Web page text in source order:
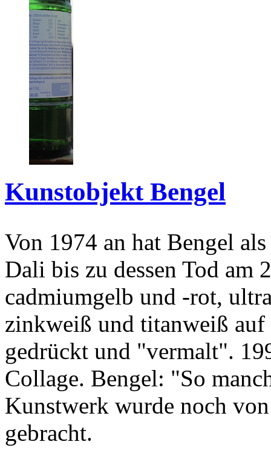
Kunstobjekt Bengel
Von 1974 an hat Bengel
Dali bis zu dessen Tod am
cadmiumgelb und -rot,
zinkweiß und titanweiß
gedrückt und "vermalt".
Collage. Bengel: "So
Kunstwerk wurde noch
gebracht.